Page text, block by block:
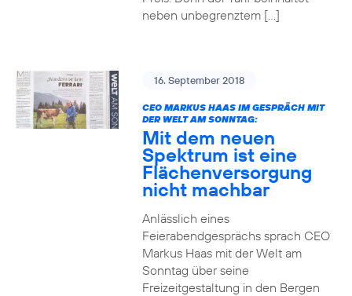
neben unbegrenztem […]
16. September 2018
CEO MARKUS HAAS IM GESPRÄCH MIT
DER WELT AM SONNTAG:
Mit dem neuen
Spektrum ist eine
Flächenversorgung
nicht machbar
Anlässlich eines
Feierabendgesprächs sprach CEO
Markus Haas mit der Welt am
Sonntag über seine
Freizeitgestaltung in den Bergen